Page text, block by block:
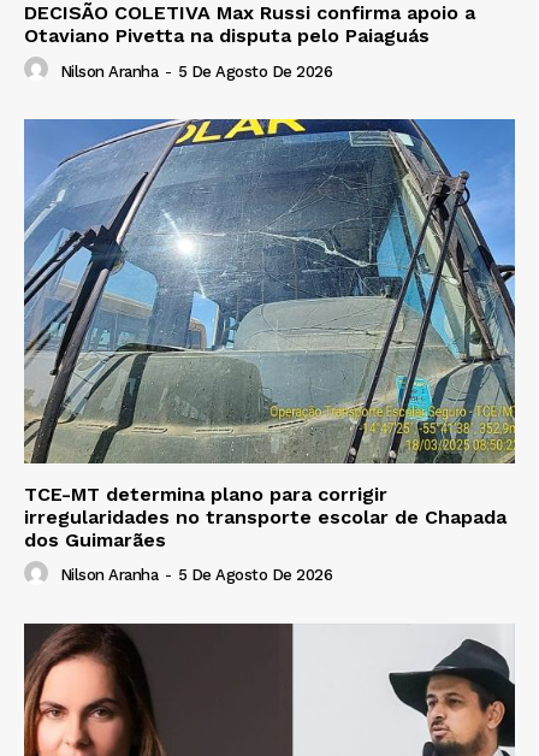
DECISÃO COLETIVA Max Russi confirma apoio a
Otaviano Pivetta na disputa pelo Paiaguás
Nilson Aranha - 5 De Agosto De 2026
TCE-MT determina plano para corrigir
irregularidades no transporte escolar de Chapada
dos Guimarães
Nilson Aranha - 5 De Agosto De 2026